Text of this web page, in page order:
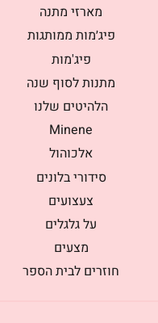
מארזי מתנה
פיג׳מות ממותגות
פיג'מות
מתנות לסוף שנה
הלהיטים שלנו
Minene
אלכוהול
סידורי בלונים
צעצועים
על גלגלים
מצעים
חוזרים לבית הספר